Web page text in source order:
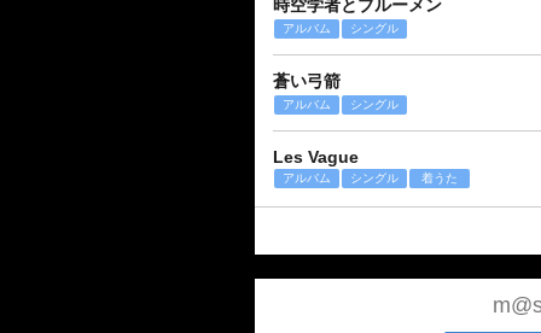
時空学者とブルーメン
アルバム シングル
蒼い弓箭
アルバム シングル
Les Vague
アルバム シングル 着うた